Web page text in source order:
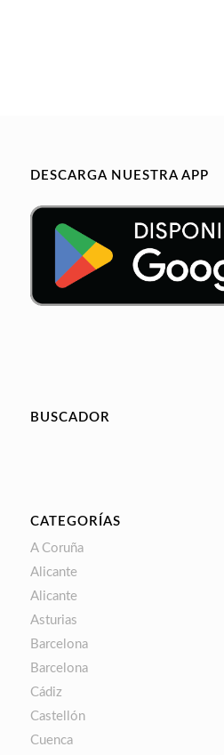
DESCARGA NUESTRA APP
BUSCADOR
CATEGORÍAS
A Coruña
Alicante
Alicante
Asturias
Barcelona
Barcelona
Cádiz
Castellón
Cuenca